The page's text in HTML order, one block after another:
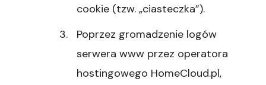
cookie (tzw. „ciasteczka”).
Poprzez gromadzenie logów
serwera www przez operatora
hostingowego HomeCloud.pl,